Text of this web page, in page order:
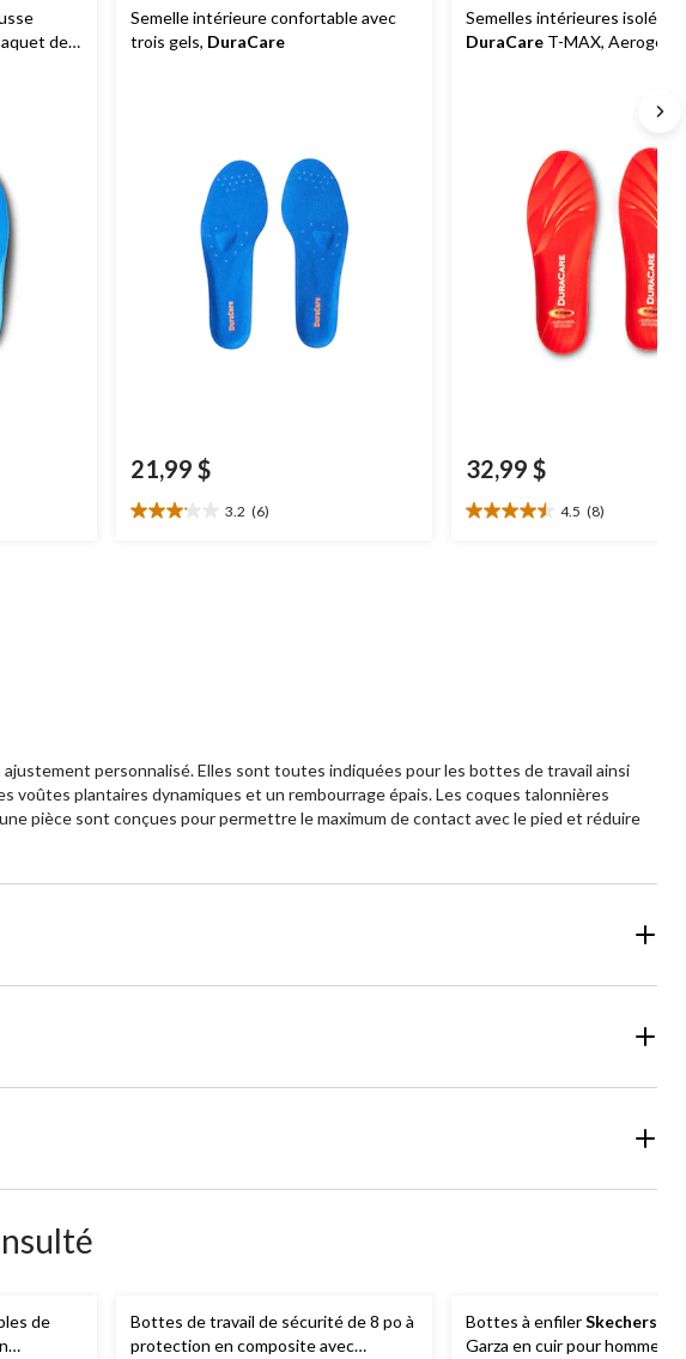
de
Semelle intérieure confortable avec
trois gels, DuraCare
21,99 $
3.2 (6)
3.2
Semelles intérieures isolées
DuraCare T-MAX, Aerogel
32,99 $
4.5 (8)
4.5
personnalisé. Elles sont toutes indiquées pour les bottes de travail ainsi
plantaires dynamiques et un rembourrage épais. Les coques talonnières
pièce sont conçues pour permettre le maximum de contact avec le pied et réduire
de
Bottes de travail de sécurité de 8 po à
protection en composite avec
Bottes à enfilerSkechers
Garza en cuir pour hommes